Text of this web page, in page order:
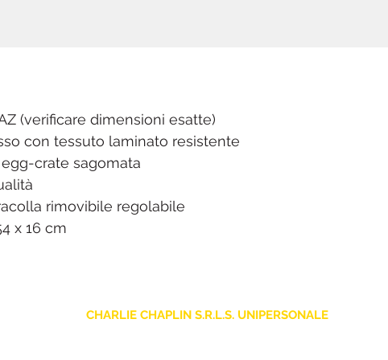
(verificare dimensioni esatte)
con tessuto laminato resistente
crate sagomata
rimovibile regolabile
x 16 cm
CHARLIE CHAPLIN S.R.L.S. UNIPERSONALE